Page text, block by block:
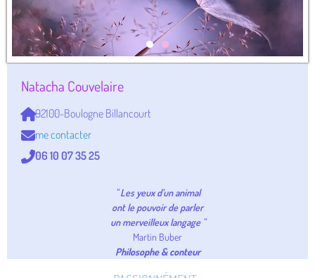
Natacha Couvelaire
92100-Boulogne Billancourt
me contacter
06 10 07 35 25
" Les yeux d’un animal
ont le pouvoir de parler
un merveilleux langage "
Martin Buber
Philosophe & conteur